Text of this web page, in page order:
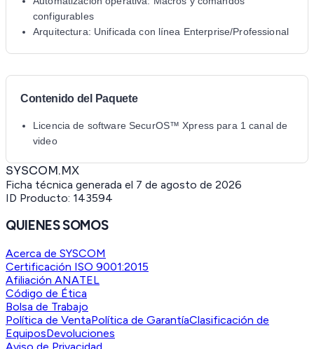
configurables
Arquitectura: Unificada con línea Enterprise/Professional
Contenido del Paquete
Licencia de software SecurOS™ Xpress para 1 canal de
video
SYSCOM.MX
Ficha técnica generada el 7 de agosto de 2026
ID Producto: 143594
QUIENES SOMOS
Acerca de SYSCOM
Certificación ISO 9001:2015
Afiliación ANATEL
Código de Ética
Bolsa de Trabajo
Política de VentaPolítica de GarantíaClasificación de
EquiposDevoluciones